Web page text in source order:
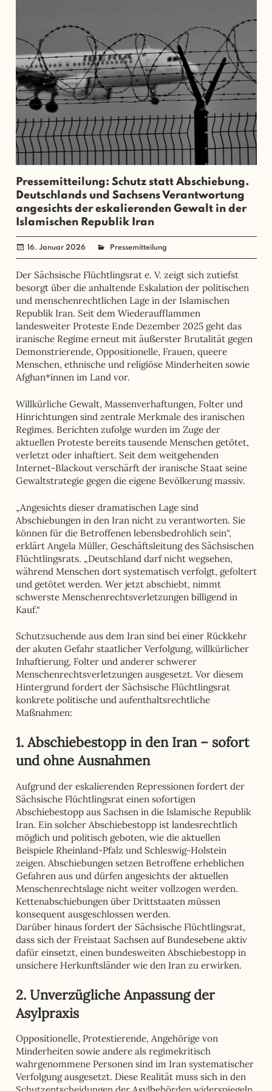
Pressemitteilung: Schutz statt Abschiebung.
Deutschlands und Sachsens Verantwortung
angesichts der eskalierenden Gewalt in der
Islamischen Republik Iran
16. Januar 2026 administrator
Pressemitteilung
Der Sächsische Flüchtlingsrat e. V. zeigt sich zutiefst
besorgt über die anhaltende Eskalation der politischen
und menschenrechtlichen Lage in der Islamischen
Republik Iran. Seit dem Wiederaufflammen
landesweiter Proteste Ende Dezember 2025 geht das
iranische Regime erneut mit äußerster Brutalität gegen
Demonstrierende, Oppositionelle, Frauen, queere
Menschen, ethnische und religiöse Minderheiten sowie
Afghan*innen im Land vor.
Willkürliche Gewalt, Massenverhaftungen, Folter und
Hinrichtungen sind zentrale Merkmale des iranischen
Regimes. Berichten zufolge wurden im Zuge der
aktuellen Proteste bereits tausende Menschen getötet,
verletzt oder inhaftiert. Seit dem weitgehenden
Internet-Blackout verschärft der iranische Staat seine
Gewaltstrategie gegen die eigene Bevölkerung massiv.
„Angesichts dieser dramatischen Lage sind
Abschiebungen in den Iran nicht zu verantworten. Sie
können für die Betroffenen lebensbedrohlich sein“,
erklärt Angela Müller, Geschäftsleitung des Sächsischen
Flüchtlingsrats. „Deutschland darf nicht wegsehen,
während Menschen dort systematisch verfolgt, gefoltert
und getötet werden. Wer jetzt abschiebt, nimmt
schwerste Menschenrechtsverletzungen billigend in
Kauf.“
Schutzsuchende aus dem Iran sind bei einer Rückkehr
der akuten Gefahr staatlicher Verfolgung, willkürlicher
Inhaftierung, Folter und anderer schwerer
Menschenrechtsverletzungen ausgesetzt. Vor diesem
Hintergrund fordert der Sächsische Flüchtlingsrat
konkrete politische und aufenthaltsrechtliche
Maßnahmen:
1. Abschiebestopp in den Iran – sofort
und ohne Ausnahmen
Aufgrund der eskalierenden Repressionen fordert der
Sächsische Flüchtlingsrat einen sofortigen
Abschiebestopp aus Sachsen in die Islamische Republik
Iran. Ein solcher Abschiebestopp ist landesrechtlich
möglich und politisch geboten, wie die aktuellen
Beispiele Rheinland-Pfalz und Schleswig-Holstein
zeigen. Abschiebungen setzen Betroffene erheblichen
Gefahren aus und dürfen angesichts der aktuellen
Menschenrechtslage nicht weiter vollzogen werden.
Kettenabschiebungen über Drittstaaten müssen
konsequent ausgeschlossen werden.
Darüber hinaus fordert der Sächsische Flüchtlingsrat,
dass sich der Freistaat Sachsen auf Bundesebene aktiv
dafür einsetzt, einen bundesweiten Abschiebestopp in
unsichere Herkunftsländer wie den Iran zu erwirken.
2. Unverzügliche Anpassung der
Asylpraxis
Oppositionelle, Protestierende, Angehörige von
Minderheiten sowie andere als regimekritisch
wahrgenommene Personen sind im Iran systematischer
Verfolgung ausgesetzt. Diese Realität muss sich in den